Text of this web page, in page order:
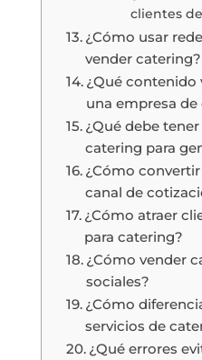
clientes
¿Cómo usar
vender catering?
¿Qué contenido
una empresa
¿Qué debe
catering para
¿Cómo
canal de
¿Cómo atraer
para catering?
¿Cómo vender
sociales?
¿Cómo
servicios de
¿Qué errores